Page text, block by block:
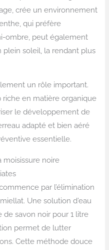
crée un environnement
qui préfère
ombre, peut également
plein soleil, la rendant plus
un rôle important.
riche en matière organique
le développement de
adapté et bien aéré
essentielle.
moisissure noire
par l’élimination
Une solution d’eau
de savon noir pour 1 litre
permet de lutter
Cette méthode douce